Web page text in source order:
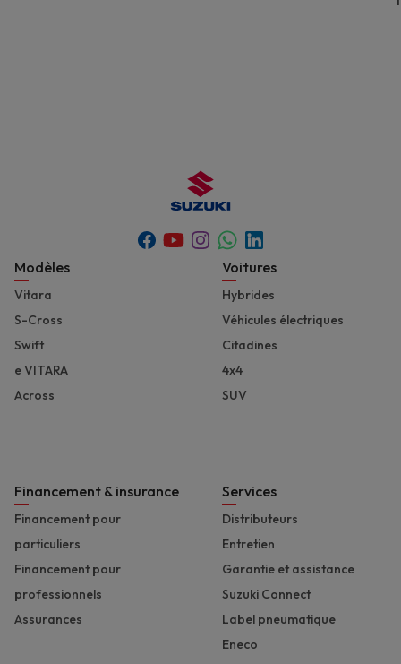
Facebook
YoutubeInstagram
Whatsapp
Linkedin
Footer
Modèles
Vitara
S-Cross
Swift
e VITARA
Across
Voitures
Hybrides
Véhicules électriques
Citadines
4x4
SUV
Financement & insurance
Financement pour
particuliers
Financement pour
professionnels
Assurances
Services
Distributeurs
Entretien
Garantie et assistance
Suzuki Connect
Label pneumatique
Eneco